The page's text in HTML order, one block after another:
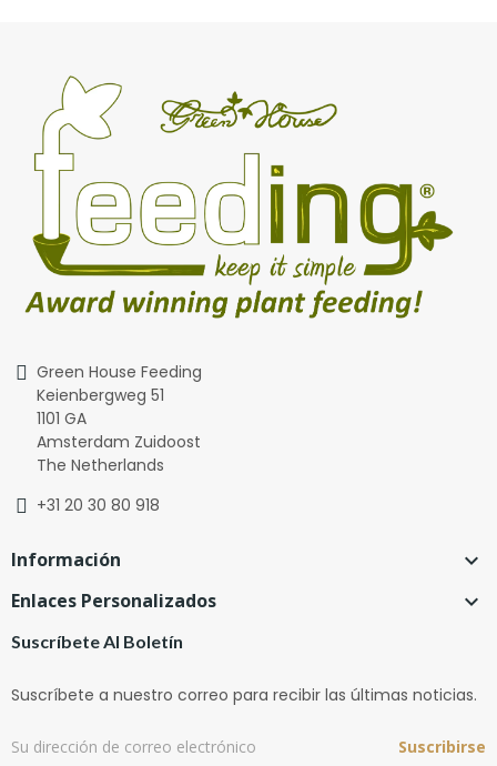
Green House Feeding
Keienbergweg 51
1101 GA
Amsterdam Zuidoost
The Netherlands
+31 20 30 80 918
Información 
Enlaces Personalizados 
Suscríbete Al Boletín
Suscríbete a nuestro correo para recibir las últimas noticias.
Suscribirse